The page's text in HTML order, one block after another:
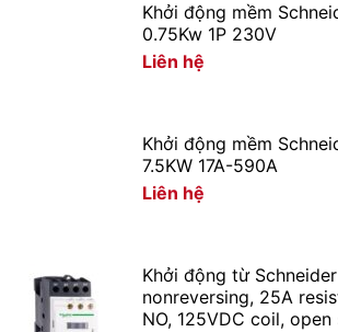
Khởi động mềm
0.75Kw 1P 230V
Liên hệ
Khởi động mềm
7.5KW 17A-590A
Liên hệ
Khởi động từ
nonreversing, 25A
NO, 125VDC coil, open